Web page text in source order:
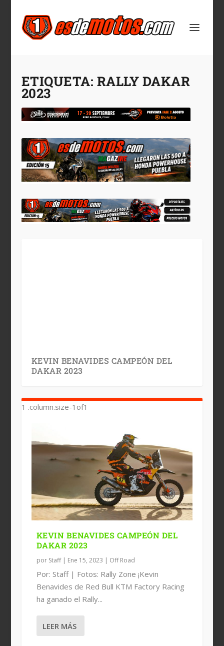
ETIQUETA: RALLY DAKAR
2023
KEVIN BENAVIDES CAMPEÓN DEL
DAKAR 2023
5 LATINOAMERICANOS EN EL TOP 10
DEL DAKAR
ETAPA 9 DEL DAKAR; HOWES LÍDER EN
MOTOS
ETAPA 5 DEL DAKAR; TRIUNFO DE VAN
BEVEREN
BARREDA GANA SU ETAPA NÚMERO
30 DEL DAKAR
KEVIN BENAVIDES CAMPEÓN DEL
DAKAR 2023
por Staff| Ene 15, 2023 | Off Road
Por: Staff | Fotos: Rally Zone ¡Kevin
Benavides de Red Bull KTM Factory Racing
ha ganado el Rally...
LEER MÁS